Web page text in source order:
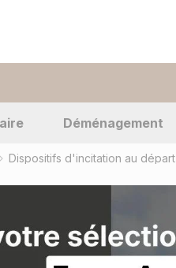
Déménagement
Dispositifs d'incitation au départ